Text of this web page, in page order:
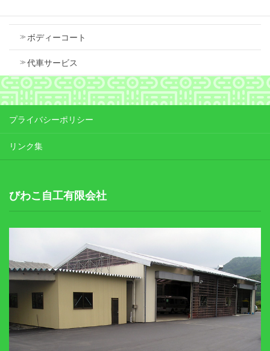
ボディーコート
代車サービス
プライバシーポリシー
リンク集
びわこ自工有限会社